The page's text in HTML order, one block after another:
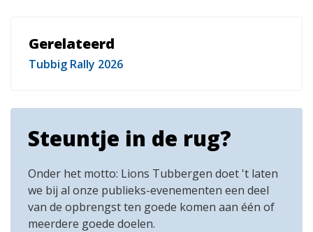
Gerelateerd
Tubbig Rally 2026
Steuntje in de rug?
Onder het motto: Lions Tubbergen doet 't laten
we bij al onze publieks-evenementen een deel
van de opbrengst ten goede komen aan één of
meerdere goede doelen.